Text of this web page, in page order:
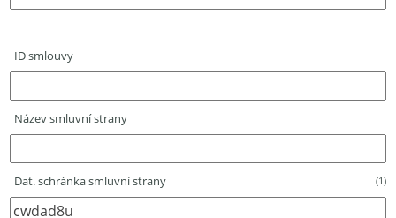
ID smlouvy
Název smluvní strany
Dat. schránka smluvní strany (1)